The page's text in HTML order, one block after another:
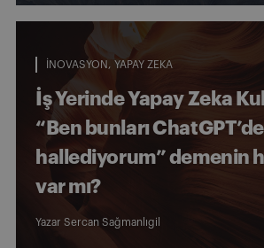
İNOVASYON YAPAY ZEKA
İş Yerinde Yapay Zeka
“Ben bunları ChatGPT’de
hallediyorum” demenin
var mı?
Yazar Sercan Sağmanlıgil